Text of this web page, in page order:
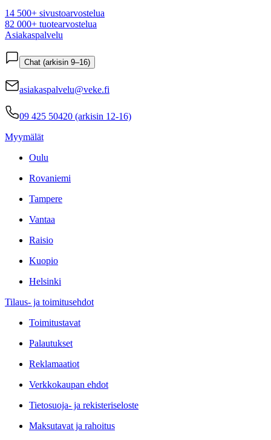
14 500+ sivustoarvostelua
82 000+ tuotearvostelua
Asiakaspalvelu
Chat (arkisin 9–16)
asiakaspalvelu@veke.fi
09 425 50420 (arkisin 12-16)
Myymälät
Oulu
Rovaniemi
Tampere
Vantaa
Raisio
Kuopio
Helsinki
Tilaus- ja toimitusehdot
Toimitustavat
Palautukset
Reklamaatiot
Verkkokaupan ehdot
Tietosuoja- ja rekisteriseloste
Maksutavat ja rahoitus